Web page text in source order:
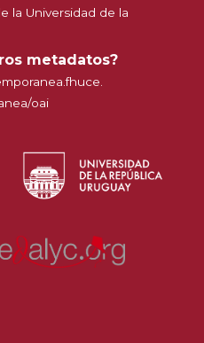
la Universidad de la
metadatos?
/oai